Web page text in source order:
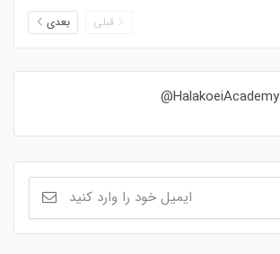
قبلی بعدی
HalakoeiAcademy@